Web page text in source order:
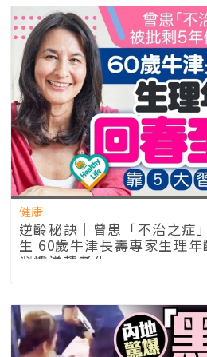
健康
逆齡秘訣｜曾患「不治之症
生 60歲牛津長壽專家生理
習慣逆轉老化